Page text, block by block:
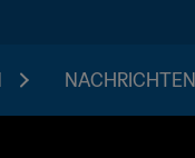
NACHRICHTEN